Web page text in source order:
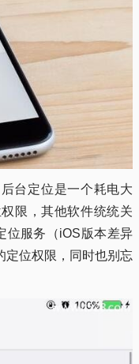
台定位是一个耗电大
限，其他软件统统关
位服务（iOS版本差异
定位权限，同时也别忘